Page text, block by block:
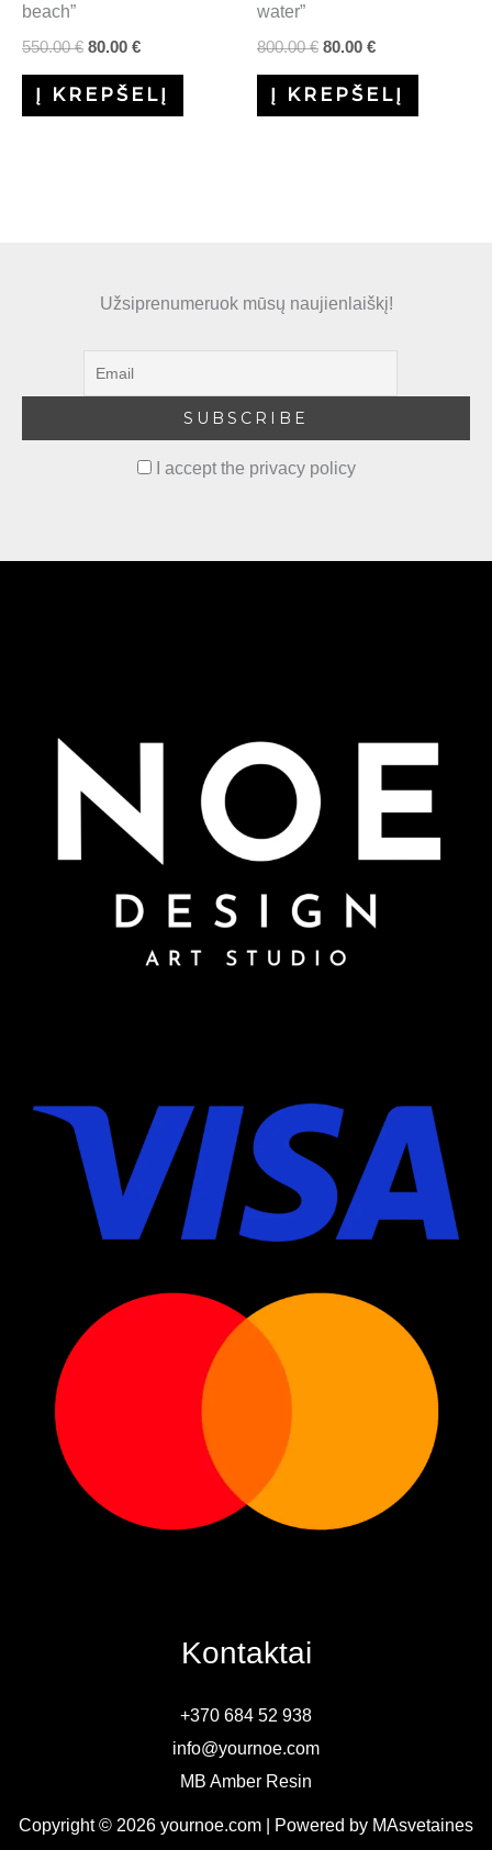
beach”
550.00€ 80.00 €
Į KREPŠELĮ
water”
800.00€ 80.00 €
Į KREPŠELĮ
Užsiprenumeruok mūsų naujienlaiškį!
I accept the privacy policy
Kontaktai
+370 684 52 938
info@yournoe.com
MB Amber Resin
Copyright © 2026 yournoe.com | Powered by MAsvetaines